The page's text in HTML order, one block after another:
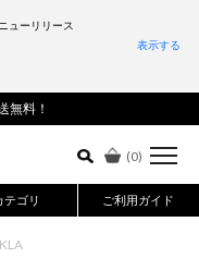
無料！
(0)
テゴリ ご利用ガイド
詳細検索はこちら
ューリリース
表示する